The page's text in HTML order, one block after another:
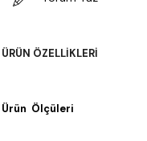
ÜRÜN ÖZELLIKLERI
Ürün Ölçüleri